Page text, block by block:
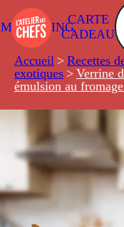
CARTE
CADEAU
Accueil > Recettes
exotiques > Verrine
émulsion au